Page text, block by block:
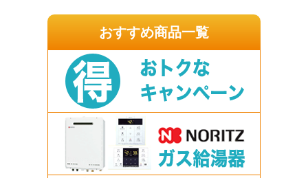
おすすめ商品一覧